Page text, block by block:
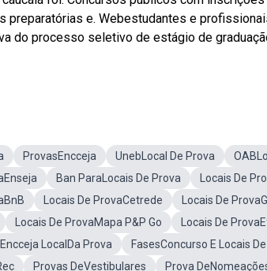
preparatórias e. Webestudantes e
do processo seletivo de estágio de
ProvasEncceja UnebLocal De Prova
Ban ParaLocais De Prova
Locais De
Locais De ProvaCetrede
Locais De
Locais De ProvaMapa P&P Go
Locais De
Encceja LocalDa Prova FasesConcurso E Locais
Provas DeVestibulares
Prova